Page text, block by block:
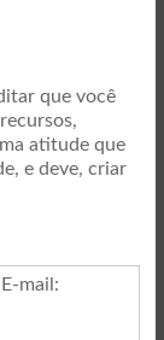
que você
atitude que
e deve, criar
mail :